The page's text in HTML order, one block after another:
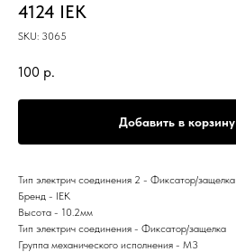
4124 IEK
SKU: 3065
100 р.
Добавить в корзину
Тип электрич соединения 2 - Фиксатор/защелка
Бренд - IEK
Высота - 10.2мм
Тип электрич соединения - Фиксатор/защелка
Группа механического исполнения - М3